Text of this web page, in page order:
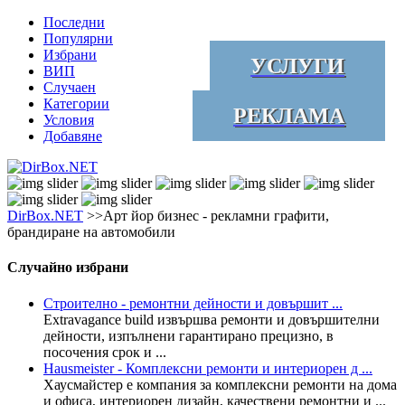
Последни
Популярни
Избрани
ВИП
Случаен
Категории
Условия
Добавяне
УСЛУГИ
РЕКЛАМА
DirBox.NET >>Арт йор бизнес - рекламни графити,
брандиране на автомобили
Случайно избрани
Строително - ремонтни дейности и довършит ...
Extravagance build извършва ремонти и довършителни
дейности, изпълнени гарантирано прецизно, в
посочения срок и ...
Hausmeister - Комплексни ремонти и интериорен д ...
Хаусмайстер е компания за комплексни ремонти на дома
и офиса, интериорен дизайн, качествени ремонтни и ...